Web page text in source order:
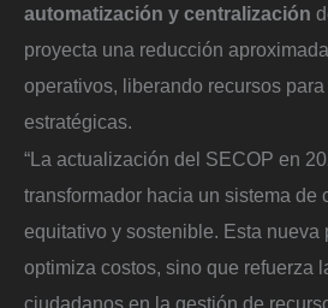
automatización y centralización
proyecta una reducción
operativos, liberando recursos
estratégicas.
“La actualización del SECOP en
transformador hacia un sistema de
equitativo y sostenible. Esta nueva
optimiza costos, sino que refuerza